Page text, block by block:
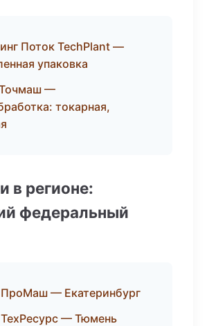
Поток TechPlant —
упаковка
—
токарная,
в регионе:
федеральный
— Екатеринбург
— Тюмень